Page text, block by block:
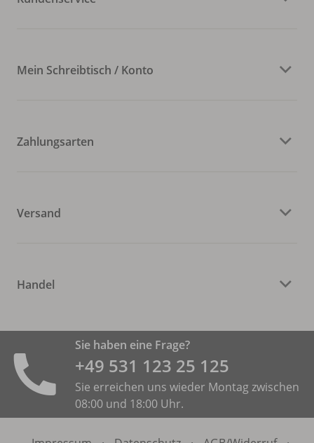
Mein Schreibtisch / Konto
Zahlungsarten
Versand
Handel
Sie haben eine Frage?
+49 531 ­123 25 125
Sie erreichen uns wieder Montag zwischen
08:00 und 18:00 Uhr.